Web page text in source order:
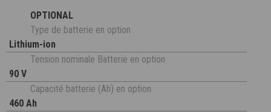
OPTIONAL
Type de batterie en option
Lithium-ion
Tension nominale Batterie en option
90 V
Capacité batterie (Ah) en option
460 Ah